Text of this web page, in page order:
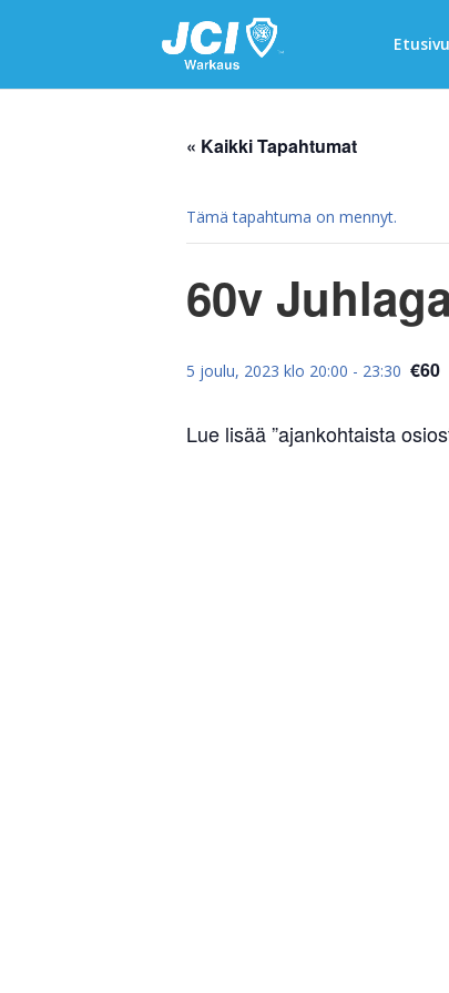
Etusivu
« Kaikki Tapahtumat
Tämä tapahtuma on mennyt.
60v
5 joulu, 2023 klo 20:00 - 23:30 €60
Lue lisää ”ajankohtaista